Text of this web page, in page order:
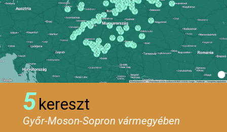
5kereszt
Győr-Moson-Sopron vármegyében